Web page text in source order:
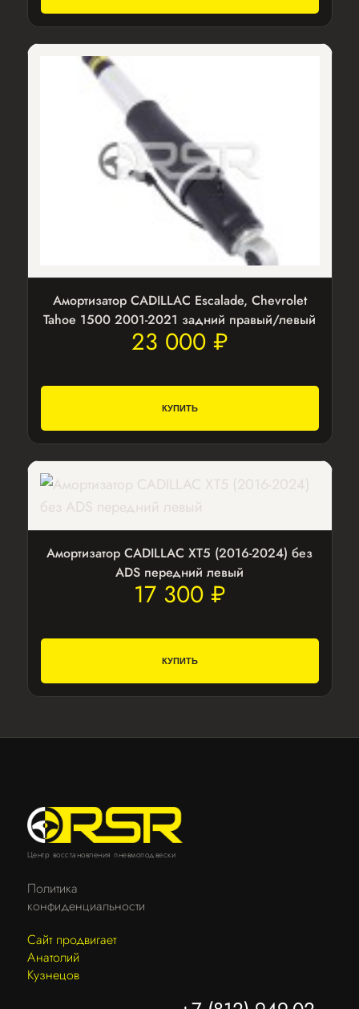
Амортизатор CADILLAC Escalade, Chevrolet
Tahoe 1500 2001-2021 задний правый/левый
23 000 ₽
КУПИТЬ
Амортизатор CADILLAC XT5 (2016-2024) без
ADS передний левый
17 300 ₽
КУПИТЬ
Центр восстановления пневмоподвески
Политика
конфиденциальности
Сайт продвигает
Анатолий
Кузнецов